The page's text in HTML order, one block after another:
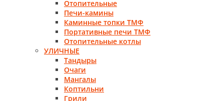
Отопительные
Печи-камины
Каминные топки ТМФ
Портативные печи ТМФ
Отопительные котлы
УЛИЧНЫЕ
Тандыры
Очаги
Мангалы
Коптильни
Грили